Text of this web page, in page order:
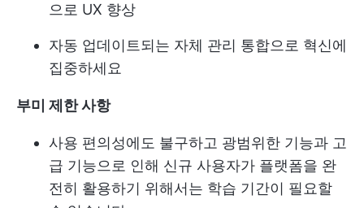
으로 UX 향상
자동 업데이트되는 자체 관리 통합으로 혁신에
집중하세요
부미 제한 사항
사용 편의성에도 불구하고 광범위한 기능과 고
급 기능으로 인해 신규 사용자가 플랫폼을 완
전히 활용하기 위해서는 학습 기간이 필요할